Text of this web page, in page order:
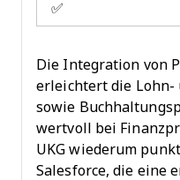
✅
Die Integration von
erleichtert die Lohn-
sowie
wertvoll bei
UKG wiederum
Salesforce, die eine